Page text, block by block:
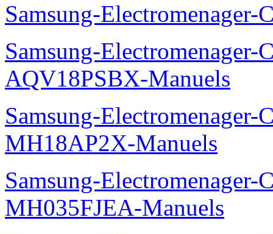
Samsung-
Samsung-Electromenager-
AQV18PSBX-Manuels
Samsung-Electromenager-
MH18AP2X-Manuels
Samsung-Electromenager-
MH035FJEA-Manuels